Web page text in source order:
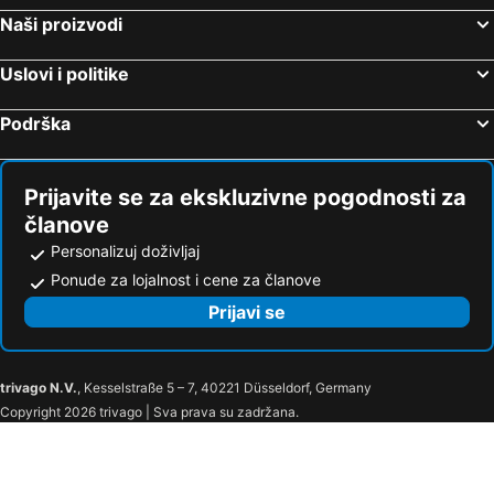
Naši proizvodi
Uslovi i politike
Podrška
Prijavite se za ekskluzivne pogodnosti za
članove
Personalizuj doživljaj
Ponude za lojalnost i cene za članove
Prijavi se
trivago N.V., Kesselstraße 5 – 7, 40221 Düsseldorf, Germany
Copyright 2026 trivago | Sva prava su zadržana.